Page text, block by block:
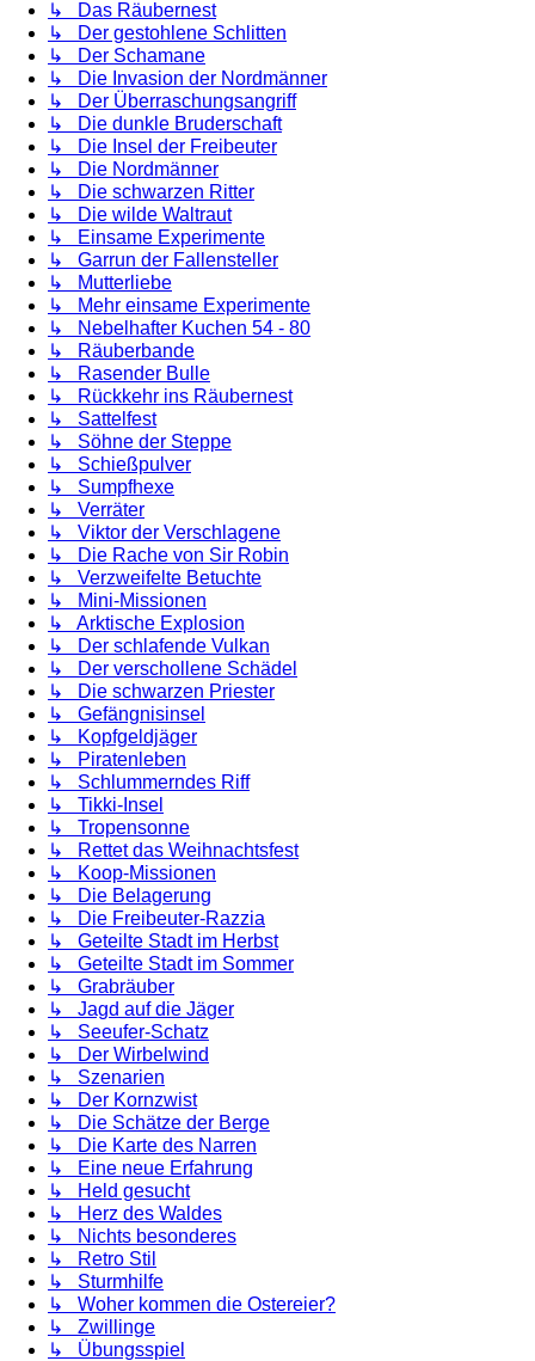
↳ Das Räubernest
↳ Der gestohlene Schlitten
↳ Der Schamane
↳ Die Invasion der Nordmänner
↳ Der Überraschungsangriff
↳ Die dunkle Bruderschaft
↳ Die Insel der Freibeuter
↳ Die Nordmänner
↳ Die schwarzen Ritter
↳ Die wilde Waltraut
↳ Einsame Experimente
↳ Garrun der Fallensteller
↳ Mutterliebe
↳ Mehr einsame Experimente
↳ Nebelhafter Kuchen 54 - 80
↳ Räuberbande
↳ Rasender Bulle
↳ Rückkehr ins Räubernest
↳ Sattelfest
↳ Söhne der Steppe
↳ Schießpulver
↳ Sumpfhexe
↳ Verräter
↳ Viktor der Verschlagene
↳ Die Rache von Sir Robin
↳ Verzweifelte Betuchte
↳ Mini-Missionen
↳ Arktische Explosion
↳ Der schlafende Vulkan
↳ Der verschollene Schädel
↳ Die schwarzen Priester
↳ Gefängnisinsel
↳ Kopfgeldjäger
↳ Piratenleben
↳ Schlummerndes Riff
↳ Tikki-Insel
↳ Tropensonne
↳ Rettet das Weihnachtsfest
↳ Koop-Missionen
↳ Die Belagerung
↳ Die Freibeuter-Razzia
↳ Geteilte Stadt im Herbst
↳ Geteilte Stadt im Sommer
↳ Grabräuber
↳ Jagd auf die Jäger
↳ Seeufer-Schatz
↳ Der Wirbelwind
↳ Szenarien
↳ Der Kornzwist
↳ Die Schätze der Berge
↳ Die Karte des Narren
↳ Eine neue Erfahrung
↳ Held gesucht
↳ Herz des Waldes
↳ Nichts besonderes
↳ Retro Stil
↳ Sturmhilfe
↳ Woher kommen die Ostereier?
↳ Zwillinge
↳ Übungsspiel